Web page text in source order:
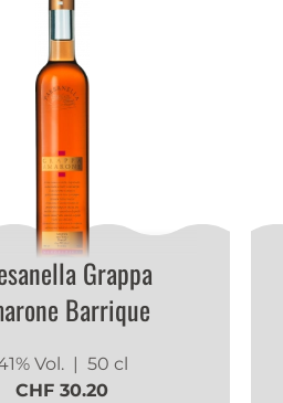
Grappa
Barrique
Vol.
| 50 cl
CHF 30.20